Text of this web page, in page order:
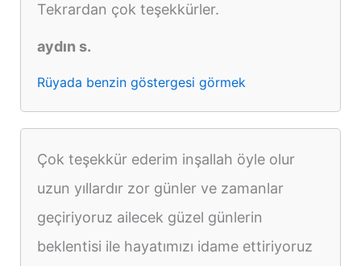
Tekrardan çok teşekkürler.
aydın s.
Rüyada benzin göstergesi görmek
Çok teşekkür ederim inşallah öyle olur
uzun yıllardır zor günler ve zamanlar
geçiriyoruz ailecek güzel günlerin
beklentisi ile hayatımızı idame ettiriyoruz